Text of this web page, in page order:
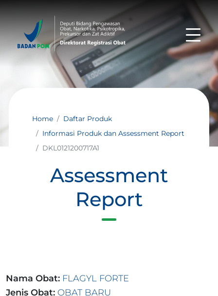
Home
Daftar Produk
Informasi Produk dan Assessment Report
DKL0121200717A1
Assessment
Report
Nama Obat: FLAGYL FORTE
Jenis Obat: OBAT BARU